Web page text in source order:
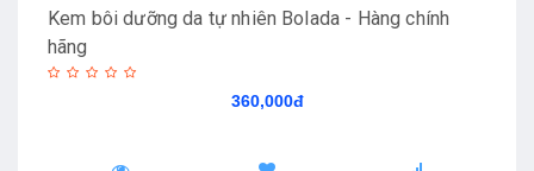
Kem bôi dưỡng da tự nhiên Bolada - Hàng chính
hãng
360,000đ